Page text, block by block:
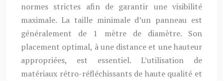
normes strictes afin de garantir une visibilité
maximale. La taille minimale d’un panneau est
généralement de 1 mètre de diamètre. Son
placement optimal, à une distance et une hauteur
appropriées, est essentiel. L’utilisation de
matériaux rétro-réfléchissants de haute qualité et